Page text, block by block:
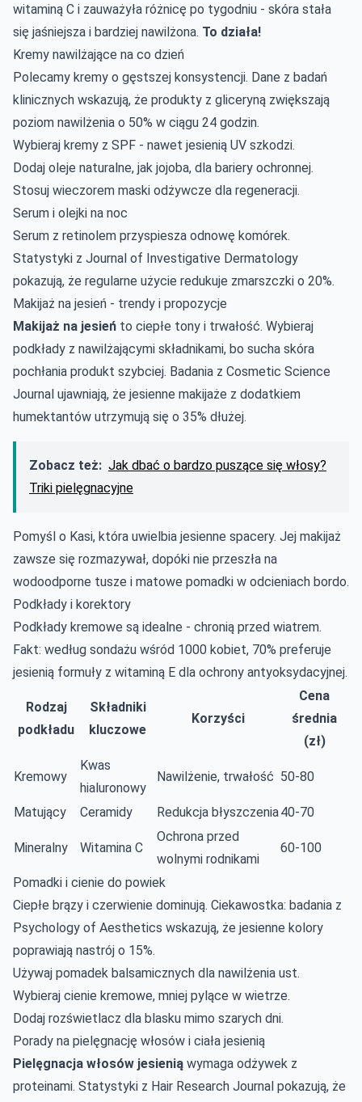
witaminą C i zauważyła różnicę po tygodniu - skóra stała
się jaśniejsza i bardziej nawilżona. To działa!
Kremy nawilżające na co dzień
Polecamy kremy o gęstszej konsystencji. Dane z badań
klinicznych wskazują, że produkty z gliceryną zwiększają
poziom nawilżenia o 50% w ciągu 24 godzin.
Wybieraj kremy z SPF - nawet jesienią UV szkodzi.
Dodaj oleje naturalne, jak jojoba, dla bariery ochronnej.
Stosuj wieczorem maski odżywcze dla regeneracji.
Serum i olejki na noc
Serum z retinolem przyspiesza odnowę komórek.
Statystyki z Journal of Investigative Dermatology
pokazują, że regularne użycie redukuje zmarszczki o 20%.
Makijaż na jesień - trendy i propozycje
Makijaż na jesień to ciepłe tony i trwałość. Wybieraj
podkłady z nawilżającymi składnikami, bo sucha skóra
pochłania produkt szybciej. Badania z Cosmetic Science
Journal ujawniają, że jesienne makijaże z dodatkiem
humektantów utrzymują się o 35% dłużej.
Zobacz też: Jak dbać o bardzo puszące się włosy?
Triki pielęgnacyjne
Pomyśl o Kasi, która uwielbia jesienne spacery. Jej makijaż
zawsze się rozmazywał, dopóki nie przeszła na
wodoodporne tusze i matowe pomadki w odcieniach bordo.
Podkłady i korektory
Podkłady kremowe są idealne - chronią przed wiatrem.
Fakt: według sondażu wśród 1000 kobiet, 70% preferuje
jesienią formuły z witaminą E dla ochrony antyoksydacyjnej.
Rodzaj
podkładu
Składniki
kluczowe
Korzyści
Cena
średnia
(zł)
Kremowy
Kwas
hialuronowy
Nawilżenie, trwałość 50-80
Matujący Ceramidy Redukcja błyszczenia40-70
Mineralny Witamina C
Ochrona przed
wolnymi rodnikami
60-100
Pomadki i cienie do powiek
Ciepłe brązy i czerwienie dominują. Ciekawostka: badania z
Psychology of Aesthetics wskazują, że jesienne kolory
poprawiają nastrój o 15%.
Używaj pomadek balsamicznych dla nawilżenia ust.
Wybieraj cienie kremowe, mniej pylące w wietrze.
Dodaj rozświetlacz dla blasku mimo szarych dni.
Porady na pielęgnację włosów i ciała jesienią
Pielęgnacja włosów jesienią wymaga odżywek z
proteinami. Statystyki z Hair Research Journal pokazują, że